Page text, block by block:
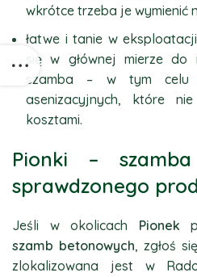
wkrótce trzeba je wymienić
łatwe i tanie w
się w głównej mierze do
szamba – w tym celu
asenizacyjnych, które
kosztami.
Pionki –
sprawdzonego
Jeśli w okolicach Pionek
szamb betonowych, zgłoś
zlokalizowana jest w